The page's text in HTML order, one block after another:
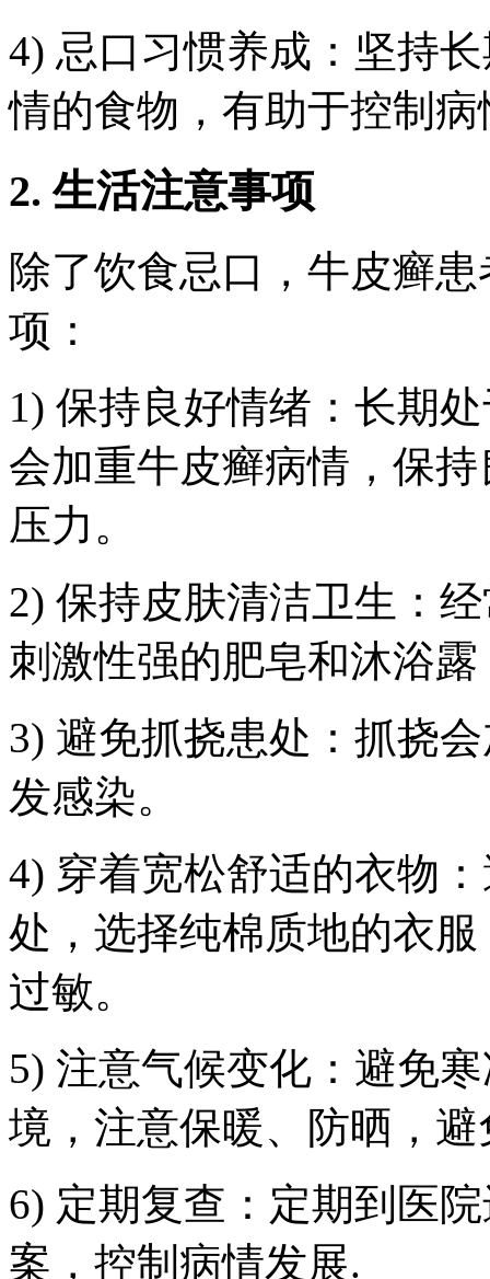
4) 忌口习惯养成：坚持
情的食物，有助于控制病
2. 生活注意事项
除了饮食忌口，牛皮癣
项：
1) 保持良好情绪：长期
会加重牛皮癣病情，保
压力。
2) 保持皮肤清洁卫生：
刺激性强的肥皂和沐浴
3) 避免抓挠患处：抓挠
发感染。
4) 穿着宽松舒适的衣物
处，选择纯棉质地的衣
过敏。
5) 注意气候变化：避免
境，注意保暖、防晒，
6) 定期复查：定期到医
案，控制病情发展.